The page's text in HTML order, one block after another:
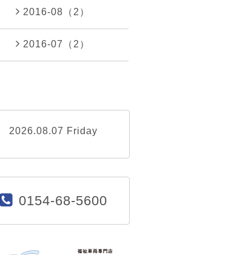
2016-08（2）
2016-07（2）
2026.08.07 Friday
0154-68-5600